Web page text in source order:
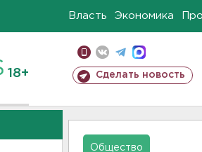
Власть Экономика
18+ Сделать новость
Общество